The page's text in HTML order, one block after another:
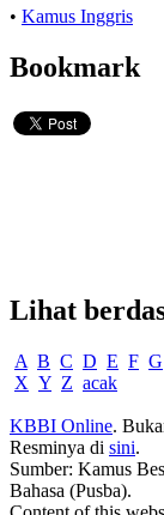
• Kamus Inggris
Bookmark
Lihat
A B C D E F G
X Y Z acak
KBBI Online.
Resminya di sini.
Sumber: Kamus
Bahasa (Pusba).